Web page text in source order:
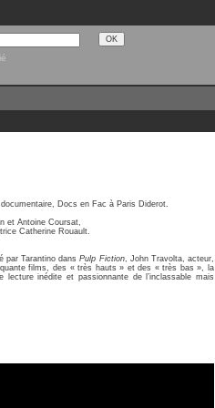
Docs en Fac à Paris Diderot.
et Antoine Coursat,
Catherine Rouault.
par Tarantino dansPulp Fiction, John Travolta, acteur,
films, des « très hauts » et des « très bas », la
inédite et passionnante de l’inclassable mais